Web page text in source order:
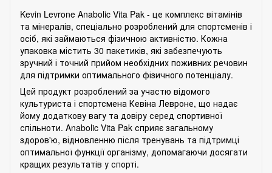
Kevin Levrone Anabolic Vita Pak - це комплекс вітамінів
та мінералів, спеціально розроблений для спортсменів і
осіб, які займаються фізичною активністю. Кожна
упаковка містить 30 пакетиків, які забезпечують
зручний і точний прийом необхідних поживних речовин
для підтримки оптимального фізичного потенціалу.
Цей продукт розроблений за участю відомого
культуриста і спортсмена Кевіна Левроне, що надає
йому додаткову вагу та довіру серед спортивної
спільноти. Anabolic Vita Pak сприяє загальному
здоров'ю, відновленню після тренувань та підтримці
оптимальної функції організму, допомагаючи досягати
кращих результатів у спорті.